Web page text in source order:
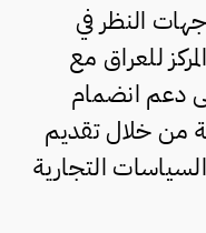
النظر في
للعراق مع
دعم انضمام
من خلال تقديم
التجارية